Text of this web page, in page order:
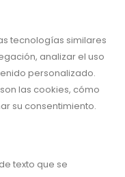
tecnologías similares
analizar el uso
personalizado.
las cookies, cómo
su consentimiento.
texto que se